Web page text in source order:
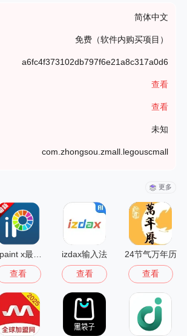
简体中文
免费（软件内购买项目）
a6fc4f373102db797f6e21a8c317a0d6
查看
查看
未知
com.zhongsou.zmall.legouscmall
更多
ibispaint x最新版
查看
izdax输入法
查看
24节气万年历
查看